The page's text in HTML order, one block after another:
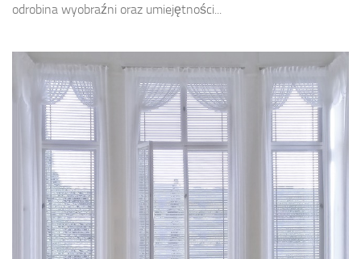
odrobina wyobraźni oraz umiejętności...